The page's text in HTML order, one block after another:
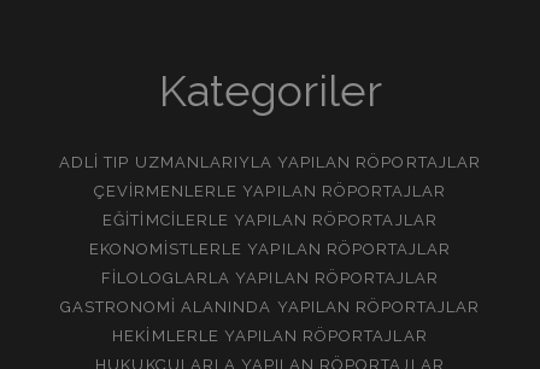
Kategoriler
ADLI TIP UZMANLARIYLA YAPILAN RÖPORTAJLAR
ÇEVIRMENLERLE YAPILAN RÖPORTAJLAR
EĞITIMCILERLE YAPILAN RÖPORTAJLAR
EKONOMISTLERLE YAPILAN RÖPORTAJLAR
FILOLOGLARLA YAPILAN RÖPORTAJLAR
GASTRONOMI ALANINDA YAPILAN RÖPORTAJLAR
HEKIMLERLE YAPILAN RÖPORTAJLAR
HUKUKÇULARLA YAPILAN RÖPORTAJLAR